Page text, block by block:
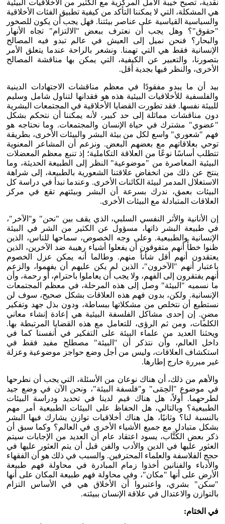
نقدية، تصبح خيبة الأمل المركزية مع الكثير من الأخلاقيات البيئية
هي المشكلة، التي لا يمكننا التأكد من كيفية تطبيق الفئات الأخلاقية
والسياسية القياسية على عناصر بيئتنا. فهل يجب أن يكون للصخور
"حقوق"؟ وهل يجب أن نعترف ببعض "الالتزام" تجاه الأنهار
والبحار؟ فنحن نميل إلى العيش في عالم تبدو فيه المصالح
الإنسانية فقط هي التي تهمنا. ونشعر بالراحة عندما يتعلق الأمر
بتصورنا، والتعبير عن الكيفية، التي يمكن بها مناقشة المصالح
الأخرى، والنظر فيها بجدية أقل.
بيد أن ما يبدو مفقودًا في معظم مناقشات الاجتهادات الدينية
والفلسفية للأخلاقيات البيئية هذه هو فقدانها لتناول شامل وسليم
للبيئة نفسها. فقد تطورت القضايا الأخلاقية في المجتمعات البشرية
دون مناقشات مماثلة إلى حد كبير، لأنه يمكننا أن نتحكم بشكل
"عضوي" مشترك في حياة الإنسان والمجتمعات. وما نحتاجه هو
فهم "شعوري" واسع لكل من بيئة البشر والبيئات الأخرى، بطريقة
توحي بعلاقاتهم مع بعضهم البعض. ونزعم أن المشاعر المعنوية
تتطلب أساسًا نوعًا من العلاقة التكاملية؛ إذ تنبع معظم المعضلات
البيئية المعاصرة من "موضوعية" النظر إلى الطبيعة الحديثة، وما
ينتج عن ذلك من انخفاض علاقتنا الشعورية بالطبيعة، إلى شراهة
الاستغلال المدمر لبيئة الكائنات الأخرى. وعندما نبدأ في دراسة كل
البيئات بعمق، ندرك بسرعة أن البشر وبيئتهم تقع في مركز
العلاقات المتبادلة مع البيئات الأخرى.
إن الأنانية والأثر النفسي السلبي، الذي يقف بين "نحن" و"الآخر"،
في طبيعة البشر ذاتها، مسؤول عن الكثير من الشر في البيئة
الإنسانية والطبيعية. وعلى وجه الخصوص، سماحها للناس، الذين
ظنوا خطأً أنهم متفوقون أن يفعلوا أشياء رهيبة ضد الآخرين، الذين
يعتقدون أنهم أقل شأناً منهم. وطالما أنه يمكن عزل الخصوم
باعتبار أنهم "الآخرون"، الذين لم يكن عليهم أن يفهموا، والزعم
أنهم يفتقرون إلى الفهم، ولا يجب أن يعاملوا باحترام، أو رحمة، وأن
ما نسميه "البيئة" وصل إلى هذه المرحلة، في معظم المجتمعات
الإنسانية. ولكن، بدون فهم هذه العلاقات بشكل صحيح، سوف لن
نستطيع أن نتخلص من مشكلاتها ببساطة، ودون بذل جهد وتفكير
مضنٍ. إن إحدى مشاكل الفلسفة البيئية هي إعادة إنشاء معاني
الكلمات، ومن ثم الرؤى، للتعامل مع هذه القضايا المرتبطة بها.
ويحثنا العديد من علماء البيئة على التفكير في أنفسنا كما في
داخل العالم، وأن نتذكر أن "البيئة" مصطلح مفيد فقط في
استكشاف العلاقات، وليس من أجل وضع حواجز موضوعية وعزلة
غير مبررة خارج إطارها.
والأهم من ذلك، أن هناك نوعان من الأسئلة، التي يجب أن نطرحها
في موضوع "الحِمَى" و"فلسفة البيئة"، ونحن الآن في وضع جيد
لطرحهما. أولاً، هل هناك قيم لدينا في تحديد ودراسة البيئات
الطبيعية؟ وبالتالي، هل الحفاظ على البيئات الطبيعية أمر مهم
بالنسبة لنا؟ وثانيًا، هل هناك أخلاقيات توازن يشارك فيها البشر
بشكل متبادل مع جميع الأشياء الأخرى في العالم؟ وكما سبق أن
ذكر بعض الكُتَّاب، يسود اعتقاد عام أن العديد من الإجابات سيتم
العثور عليها في الدين والأدب والفن قبل أن يتم العثور عليها في
حجج الفلاسفة والعلماء المحترفين. والسبب في ذلك هو أن الفقهاء
والأدباء والفنانين أخذوا زمام المبادرة في محاولة فهم طبيعة
الأرض على أنها "مكان"، وفي محاولة فهم طبيعة المكان على أنها
"سكن" بشري، واعتبروا أن الأخلاق هي في الأساس التزام
بالتوازن والاعتدال في علاقة الإنسان ببيئته.
في الختام: